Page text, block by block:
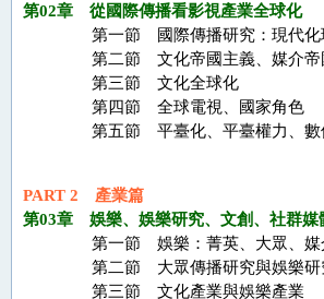
第02章 從國際傳播看影視產業全球化
第一節 國際傳播研究：現代化
第二節 文化帝國主義、媒介帝
第三節 文化全球化
第四節 全球電視、國家角色
第五節 平臺化、平臺權力、數
PART 2 產業篇
第03章 娛樂、娛樂研究、文創、社群媒
第一節 娛樂：菁英、大眾、媒
第二節 大眾傳播研究與娛樂研
第三節 文化產業與娛樂產業